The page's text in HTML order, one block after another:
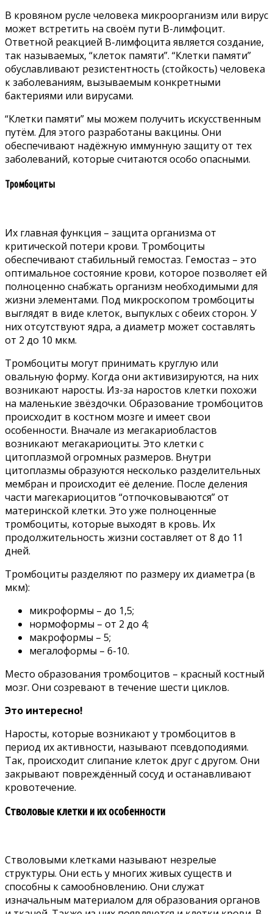
В кровяном русле человека микроорганизм или вирус
может встретить на своём пути В-лимфоцит.
Ответной реакцией В-лимфоцита является создание,
так называемых, “клеток памяти”. “Клетки памяти”
обуславливают резистентность (стойкость) человека
к заболеваниям, вызываемым конкретными
бактериями или вирусами.
“Клетки памяти” мы можем получить искусственным
путём. Для этого разработаны вакцины. Они
обеспечивают надёжную иммунную защиту от тех
заболеваний, которые считаются особо опасными.
Тромбоциты
Их главная функция – защита организма от
критической потери крови. Тромбоциты
обеспечивают стабильный гемостаз. Гемостаз – это
оптимальное состояние крови, которое позволяет ей
полноценно снабжать организм необходимыми для
жизни элементами. Под микроскопом тромбоциты
выглядят в виде клеток, выпуклых с обеих сторон. У
них отсутствуют ядра, а диаметр может составлять
от 2 до 10 мкм.
Тромбоциты могут принимать круглую или
овальную форму. Когда они активизируются, на них
возникают наросты. Из-за наростов клетки похожи
на маленькие звёздочки. Образование тромбоцитов
происходит в костном мозге и имеет свои
особенности. Вначале из мегакариобластов
возникают мегакариоциты. Это клетки с
цитоплазмой огромных размеров. Внутри
цитоплазмы образуются несколько разделительных
мембран и происходит её деление. После деления
части магекариоцитов “отпочковываются” от
материнской клетки. Это уже полноценные
тромбоциты, которые выходят в кровь. Их
продолжительность жизни составляет от 8 до 11
дней.
Тромбоциты разделяют по размеру их диаметра (в
мкм):
микроформы – до 1,5;
нормоформы – от 2 до 4;
макроформы – 5;
мегалоформы – 6-10.
Место образования тромбоцитов – красный костный
мозг. Они созревают в течение шести циклов.
Это интересно!
Наросты, которые возникают у тромбоцитов в
период их активности, называют псевдоподиями.
Так, происходит слипание клеток друг с другом. Они
закрывают повреждённый сосуд и останавливают
кровотечение.
Стволовые клетки и их особенности
Стволовыми клетками называют незрелые
структуры. Они есть у многих живых существ и
способны к самообновлению. Они служат
изначальным материалом для образования органов